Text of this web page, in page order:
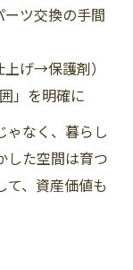
ツ交換の手間
げ→保護剤）
」を明確に
ゃなく、暮らし
した空間は育つ
て、資産価値も